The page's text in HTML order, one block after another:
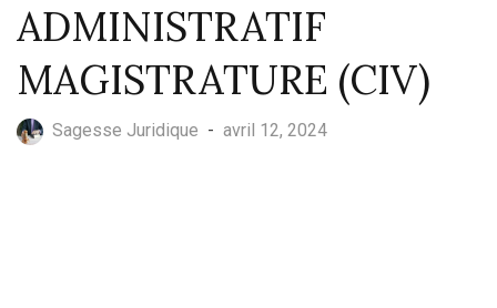
ADMINISTRATIF
MAGISTRATURE (CIV)
Sagesse Juridique - avril 12, 2024